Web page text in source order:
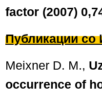
factor (2007)
Публикации со
Meixner D. M.,
occurrence of